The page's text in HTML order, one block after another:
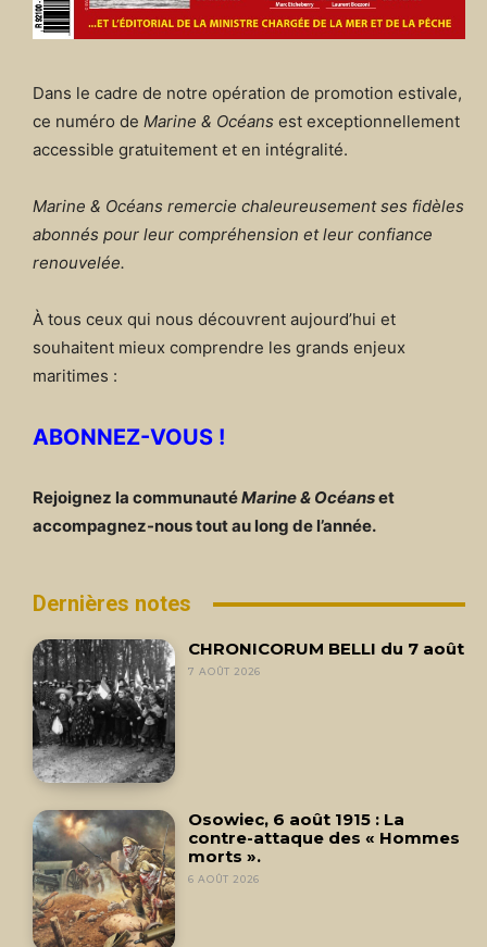
Dans le cadre de notre opération de promotion estivale,
ce numéro de Marine & Océans est exceptionnellement
accessible gratuitement et en intégralité.
Marine & Océans remercie chaleureusement ses fidèles
abonnés pour leur compréhension et leur confiance
renouvelée.
À tous ceux qui nous découvrent aujourd’hui et
souhaitent mieux comprendre les grands enjeux
maritimes :
ABONNEZ-VOUS !
Rejoignez la communautéMarine & Océanset
accompagnez-nous tout au long de l’année.
Dernières notes
CHRONICORUM BELLI du 7 août
7 AOÛT 2026
Osowiec, 6 août 1915 : La
contre-attaque des « Hommes
morts ».
6 AOÛT 2026